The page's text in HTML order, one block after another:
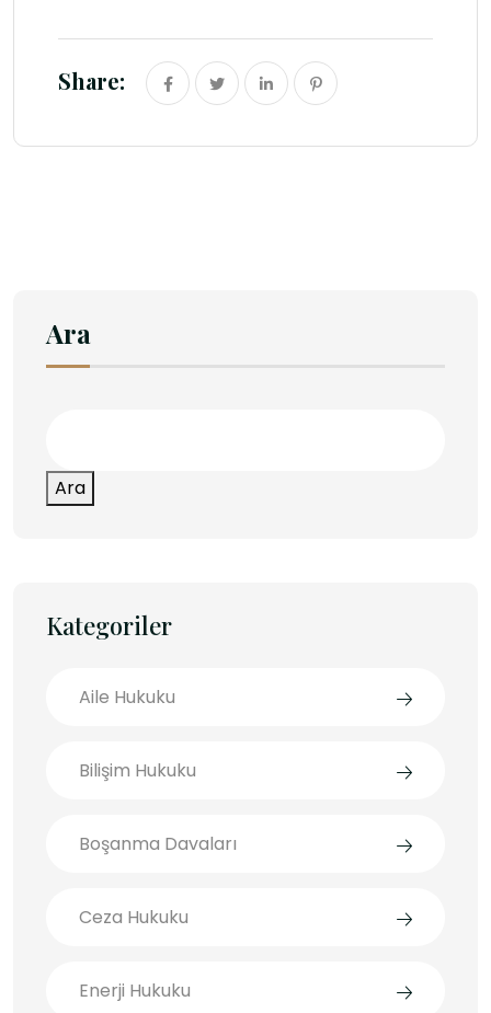
Share:
Ara
Ara
Kategoriler
Aile Hukuku
Bilişim Hukuku
Boşanma Davaları
Ceza Hukuku
Enerji Hukuku